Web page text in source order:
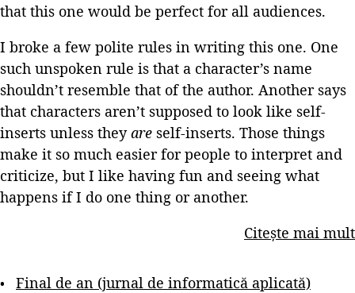
that this one would be perfect for all audiences.
I broke a few polite rules in writing this one. One
such unspoken rule is that a character’s name
shouldn’t resemble that of the author. Another says
that characters aren’t supposed to look like self-
inserts unless theyare self-inserts. Those things
make it so much easier for people to interpret and
criticize, but I like having fun and seeing what
happens if I do one thing or another.
Citește mai mult
Final de an (jurnal de informatică aplicată)